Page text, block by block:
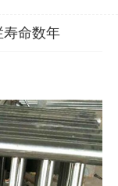
寿命数年